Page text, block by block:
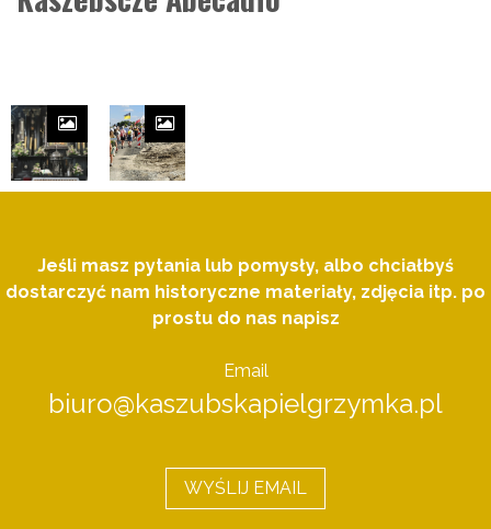
Jeśli masz pytania lub pomysły, albo chciałbyś
dostarczyć nam historyczne materiały, zdjęcia itp. po
prostu do nas napisz
Email
biuro@kaszubskapielgrzymka.pl
WYŚLIJ EMAIL